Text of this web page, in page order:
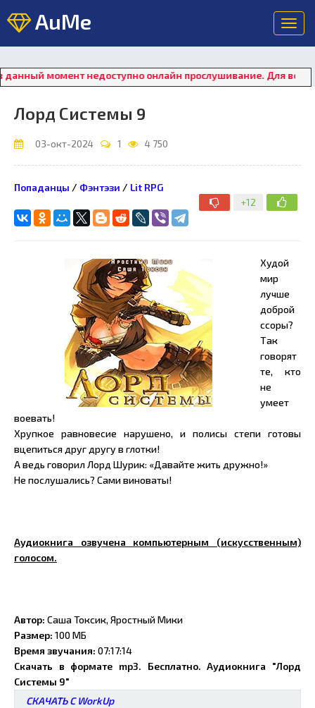
AuMe
момент недоступно онлайн прослушивание. Для
Лорд Системы 9
03-окт-2024 1 4 750
+12
Попаданцы / Фэнтэзи / Lit RPG
Худой
мир
лучше
доброй
ссоры?
Так
говорят
те, кто
не
умеет
воевать!
Хрупкое равновесие нарушено, и полисы степи готовы
вцепиться друг другу в глотки!
А ведь говорил Лорд Шурик: «Давайте жить дружно!»
Не послушались? Сами виноваты!
Аудиокнига озвучена компьютерным (искусственным)
голосом.
Автор: Саша Токсик, Яростный Мики
Размер: 100 МБ
Время звучания: 07:17:14
Скачать в формате mp3. Бесплатно. Аудиокнига "Лорд
Системы 9"
СКАЧАТЬ С WorkUp